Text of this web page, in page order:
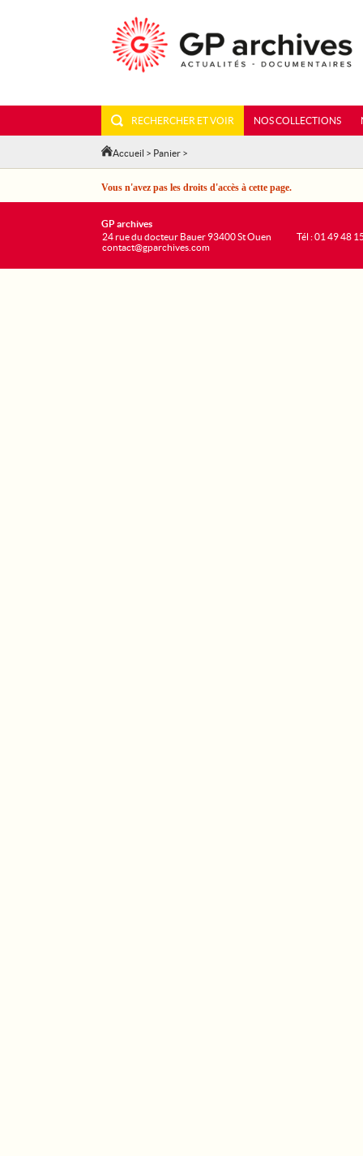
RECHERCHER ET VOIR NOS COLLECTIONS
Accueil > Panier >
Vous n'avez pas les droits d'accès à cette page.
GP archives
24 rue du docteur Bauer 93400 St Ouen
contact@gparchives.com
Tél : 01 49 48